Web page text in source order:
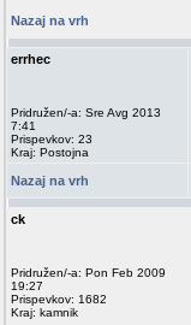
Nazaj na vrh
errhec
Pridružen/-a: Sre Avg 2013
7:41
Prispevkov: 23
Kraj: Postojna
Nazaj na vrh
ck
Pridružen/-a: Pon Feb 2009
19:27
Prispevkov: 1682
Kraj: kamnik